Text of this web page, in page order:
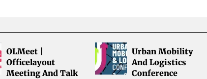
OLMeet |
Officelayout
Meeting And Talk
Urban Mobility
And Logistics
Conference